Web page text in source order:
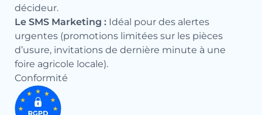
décideur.
Le SMS Marketing : Idéal pour des alertes
urgentes (promotions limitées sur les pièces
d’usure, invitations de dernière minute à une
foire agricole locale).
Conformité